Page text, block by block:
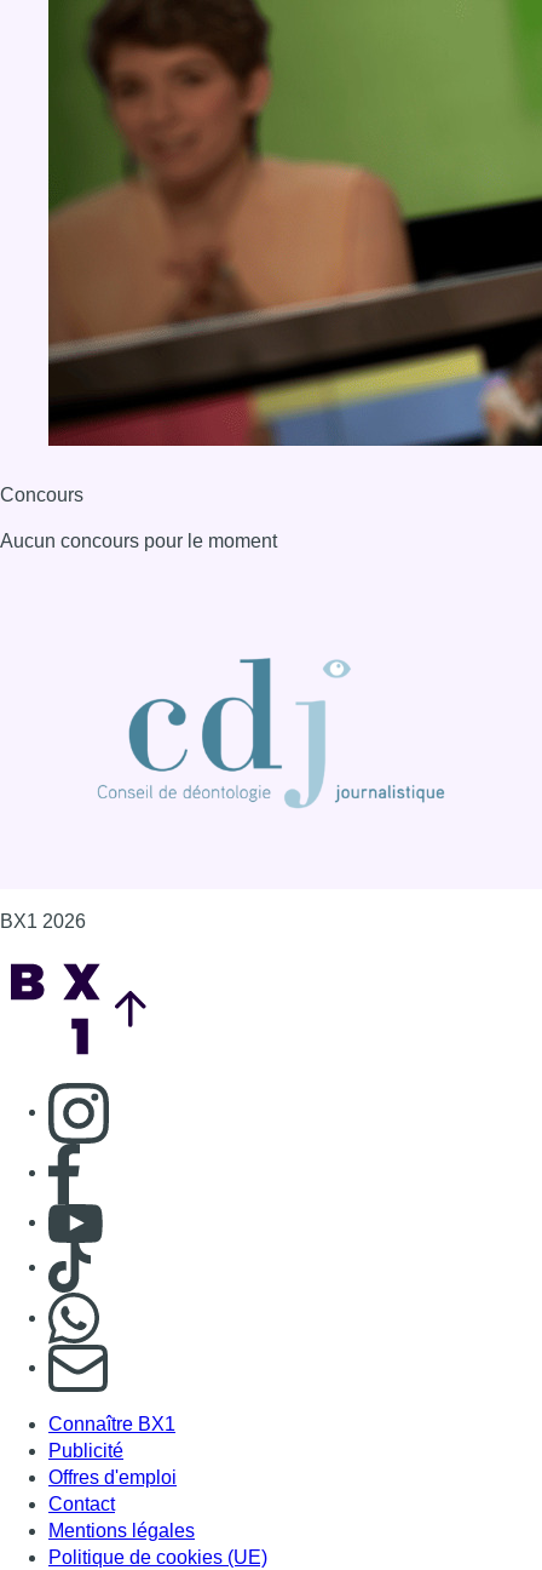
Concours
Aucun concours pour le moment
BX1 2026
Consulter page Instagram
Consulter page Facebook
Consulter Youtube
Consulter TikTok
S'abonner à notre newsletter
Connaître BX1
Publicité
Offres d'emploi
Contact
Mentions légales
Politique de cookies (UE)